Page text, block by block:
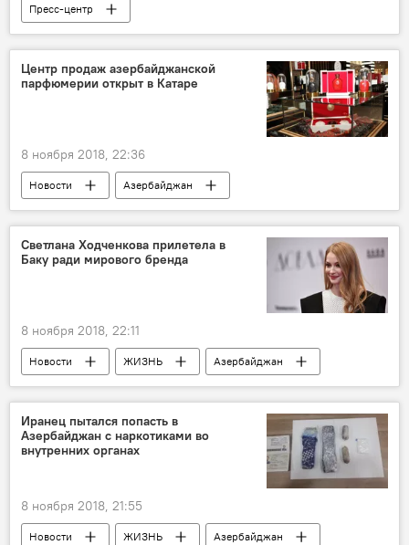
Пресс-центр
Центр продаж азербайджанской
парфюмерии открыт в Катаре
8 ноября 2018, 22:36
Новости
Азербайджан
Новости мира
Экономика
Светлана Ходченкова прилетела в
Баку ради мирового бренда
8 ноября 2018, 22:11
Новости ЖИЗНЬ
Азербайджан
Россия
Светлана Ходченкова
Иранец пытался попасть в
Азербайджан с наркотиками во
внутренних органах
8 ноября 2018, 21:55
Новости ЖИЗНЬ
Азербайджан